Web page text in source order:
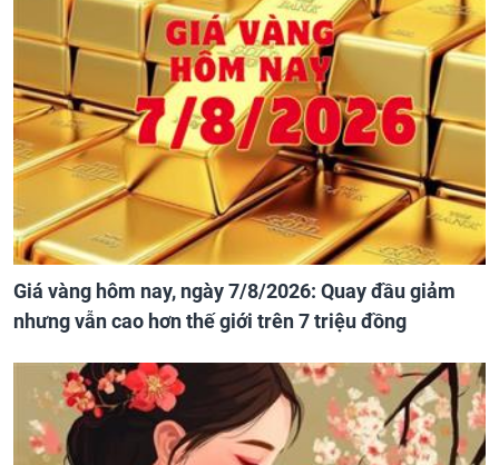
Giá vàng hôm nay, ngày 7/8/2026: Quay đầu giảm
nhưng vẫn cao hơn thế giới trên 7 triệu đồng